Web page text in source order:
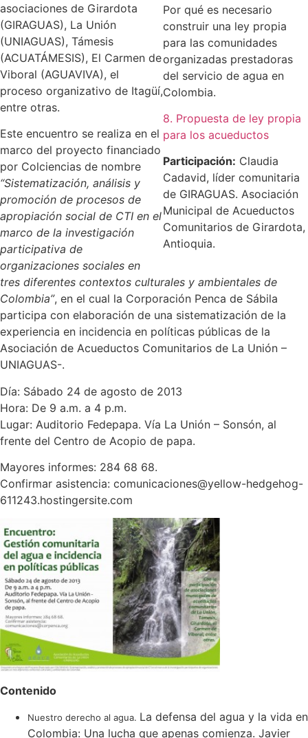
Por qué es necesario
construir una ley propia
para las comunidades
organizadas prestadoras
del servicio de agua en
Colombia.
8. Propuesta de ley propia
para los acueductos
Participación: Claudia
Cadavid, líder comunitaria
de GIRAGUAS. Asociación
Municipal de Acueductos
Comunitarios de Girardota,
Antioquia.
asociaciones de Girardota
(GIRAGUAS), La Unión
(UNIAGUAS), Támesis
(ACUATÁMESIS), El Carmen de
Viboral (AGUAVIVA), el
proceso organizativo de Itagüí,
entre otras.
Este encuentro se realiza en el
marco del proyecto financiado
por Colciencias de nombre
“Sistematización, análisis y
promoción de procesos de
apropiación social de CTI en el
marco de la investigación
participativa de
organizaciones sociales en
tres diferentes contextos culturales y ambientales de
Colombia”, en el cual la Corporación Penca de Sábila
participa con elaboración de una sistematización de la
experiencia en incidencia en políticas públicas de la
Asociación de Acueductos Comunitarios de La Unión –
UNIAGUAS-.
Día: Sábado 24 de agosto de 2013
Hora: De 9 a.m. a 4 p.m.
Lugar: Auditorio Fedepapa. Vía La Unión – Sonsón, al
frente del Centro de Acopio de papa.
Mayores informes: 284 68 68.
Confirmar asistencia: comunicaciones@yellow-hedgehog-
611243.hostingersite.com
Contenido
Nuestro derecho al agua. La defensa del agua y la vida en
Colombia: Una lucha que apenas comienza. Javier